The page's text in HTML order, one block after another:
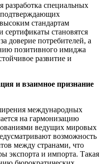
специальных
подтверждающих
стандартам
сертификаты становятся
доверие потребителей, а
позитивного имиджа
развитие и
и взаимное признание
международных
на гармонизацию
ведущих мировых
возможность
между странами, что
экспорта и импорта. Такая